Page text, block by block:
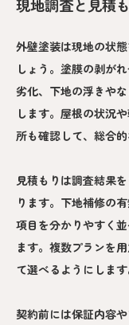
現地調査と見積
外壁塗装は現地の状
しょう。塗膜の剥が
劣化、下地の浮きや
します。屋根の状況
所も確認して、総合的
見積もりは調査結果
ります。下地補修の
項目を分かりやすく
ます。複数プランを
て選べるようにします
契約前には保証内容